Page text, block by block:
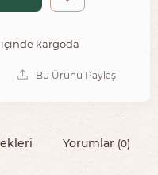
içinde kargoda
Bu Ürünü Paylaş
Yorumlar (0)